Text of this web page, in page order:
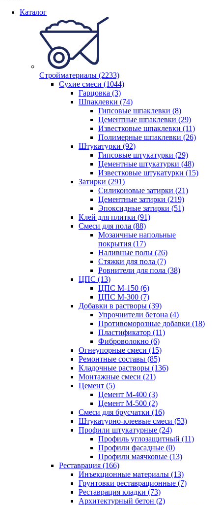
Каталог
Стройматериалы (2233)
Сухие смеси (1044)
Гарцовка (3)
Шпаклевки (74)
Гипсовые шпаклевки (8)
Цементные шпаклевки (29)
Известковые шпаклевки (11)
Полимерные шпаклевки (26)
Штукатурки (92)
Гипсовые штукатурки (29)
Цементные штукатурки (48)
Известковые штукатурки (15)
Затирки (291)
Силиконовые затирки (21)
Цементные затирки (219)
Эпоксидные затирки (51)
Клей для плитки (91)
Смеси для пола (88)
Мозаичные напольные
покрытия (17)
Наливные полы (26)
Стяжки для пола (7)
Ровнители для пола (38)
ЦПС (13)
ЦПС М-150 (6)
ЦПС М-300 (7)
Добавки в растворы (39)
Упрочнители бетона (4)
Противоморозные добавки (18)
Пластификатор (11)
Фиброволокно (6)
Огнеупорные смеси (15)
Ремонтные составы (85)
Кладочные растворы (136)
Монтажные смеси (21)
Цемент (5)
Цемент М-400 (3)
Цемент М-500 (2)
Смеси для брусчатки (16)
Штукатурно-клеевые смеси (53)
Профили штукатурные (24)
Профиль углозащитный (11)
Профили фасадные (0)
Профили маячковые (13)
Реставрация (166)
Инъекционные материалы (13)
Грунтовки реставрационные (7)
Реставрация кладки (73)
Архитектурный бетон (2)